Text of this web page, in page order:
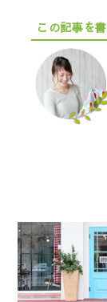
この記事を